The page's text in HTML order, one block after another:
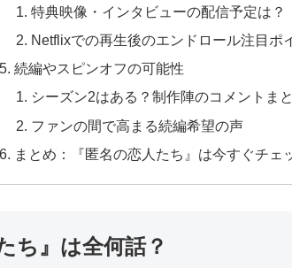
特典映像・インタビューの配信予定は？
Netflixでの再生後のエンドロール注目ポ
続編やスピンオフの可能性
シーズン2はある？制作陣のコメントま
ファンの間で高まる続編希望の声
まとめ：『匿名の恋人たち』は今すぐチェ
ち』は全何話？